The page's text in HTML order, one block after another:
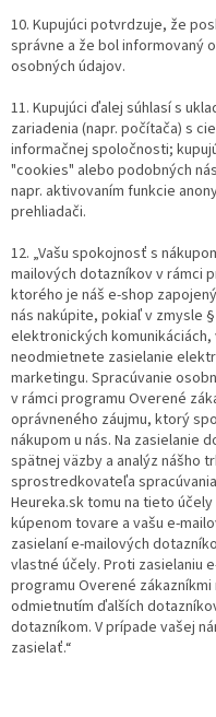
10. Kupujúci potvrdzuje, že
správne a že bol informovaný
osobných údajov.
11. Kupujúci ďalej súhlasí s
zariadenia (napr. počítača) s
informačnej spoločnosti;
"cookies" alebo podobných
napr. aktivovaním funkcie
prehliadači.
12. „Vašu spokojnosť s
mailových dotazníkov v rámci
ktorého je náš e-shop
nás nakúpite, pokiaľ v zmysle §
elektronických
neodmietnete zasielanie
marketingu. Spracúvanie
v rámci programu Overené
oprávneného záujmu, ktorý
nákupom u nás. Na zasielanie
spätnej väzby a analýz nášho
sprostredkovateľa
Heureka.sk tomu na tieto
kúpenom tovare a vašu e-
zasielaní e-mailových
vlastné účely. Proti zasielaniu
programu Overené
odmietnutím ďalších
dotazníkom. V prípade vašej
zasielať.“